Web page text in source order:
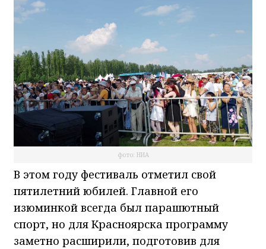
фото: НИА
В этом году фестиваль отметил свой
пятилетний юбилей. Главной его
изюминкой всегда был парашютный
спорт, но для Красноярска программу
заметно расширили, подготовив для